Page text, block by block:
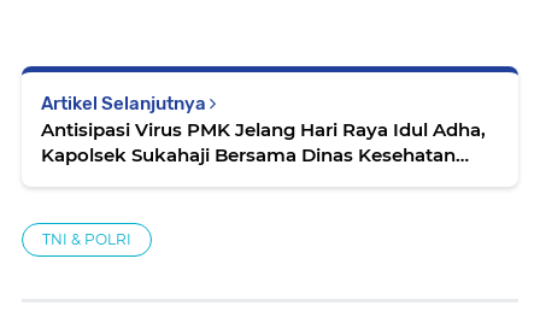
Artikel Selanjutnya
Antisipasi Virus PMK Jelang Hari Raya Idul Adha,
Kapolsek Sukahaji Bersama Dinas Kesehatan
TNI & POLRI